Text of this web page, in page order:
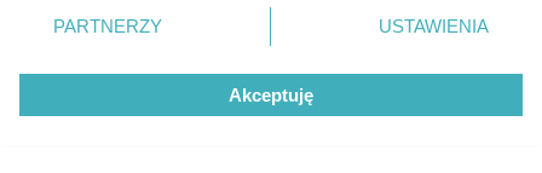
zmienić/wycofać klikając przycisk ustawień prywatności
znajdujący się w lewym dolnym rogu strony
rodzaje przetwarzania danych nie wymagają zgody
użytkownika, ale masz prawo sprzeciwić się takiemu
przetwarzaniu. Preferencje będą miały zastosowanie tylko
PARTNERZY USTAWIENIA
Akceptuję